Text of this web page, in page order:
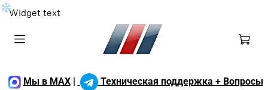
❄Widget text
Мы в MAX|
Техническая поддержка + Вопросы